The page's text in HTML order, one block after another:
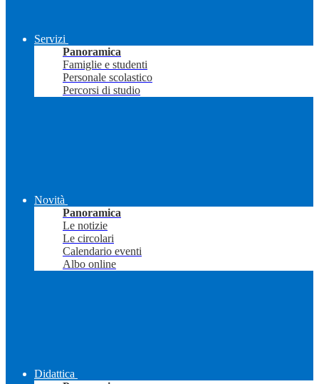
Servizi
Panoramica
Famiglie e studenti
Personale scolastico
Percorsi di studio
Novità
Panoramica
Le notizie
Le circolari
Calendario eventi
Albo online
Didattica